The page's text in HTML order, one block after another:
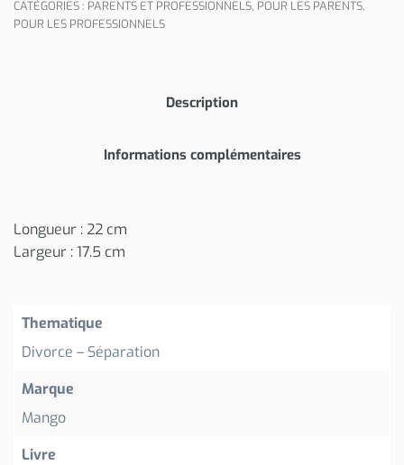
CATÉGORIES : PARENTS ET PROFESSIONNELS, POUR LES PARENTS,
POUR LES PROFESSIONNELS
Description
Informations complémentaires
Longueur : 22 cm
Largeur : 17.5 cm
Thematique
Divorce – Séparation
Marque
Mango
Livre